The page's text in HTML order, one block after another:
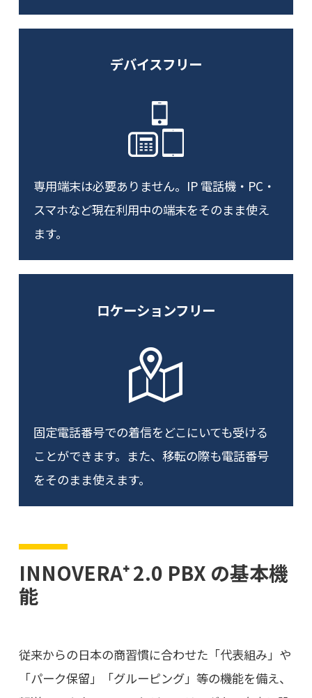
デバイスフリー
専用端末は必要ありません。IP 電話機・PC・
スマホなど現在利用中の端末をそのまま使え
ます。
ロケーションフリー
固定電話番号での着信をどこにいても受ける
ことができます。また、移転の際も電話番号
をそのまま使えます。
INNOVERA⁺ 2.0 PBX の基本機
能
従来からの日本の商習慣に合わせた「代表組み」や
「パーク保留」「グルーピング」等の機能を備え、